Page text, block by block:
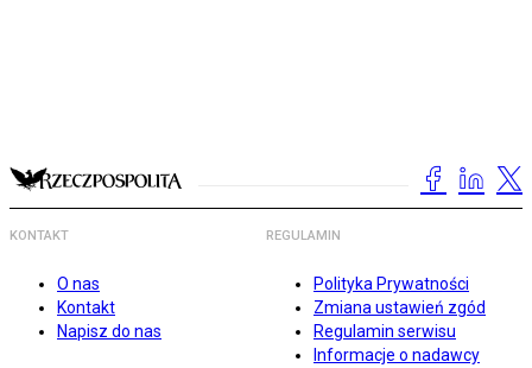
KONTAKT
O nas
Kontakt
Napisz do nas
REGULAMIN
Polityka Prywatności
Zmiana ustawień zgód
Regulamin serwisu
Informacje o nadawcy